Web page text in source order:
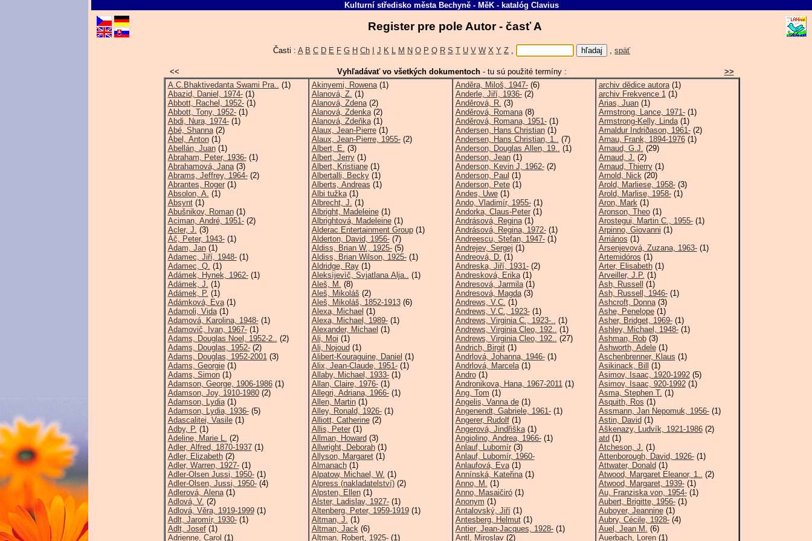
Kulturní středisko města Bechyně - MěK - katalóg Clavius
Register pre pole Autor - časť A
Časti : A B C D E F G H Ch J K L M N O P Q R S T U V W X Y Z , , späť
<< Vyhľadávať vo všetkých dokumentoch - tu sú použité termíny :
>>
A.C.Bhaktivedanta Swami Pra.. (1)
Abazid, Daniel, 1974-(1)
Abbott, Rachel, 1952-(1)
Abbott, Tony, 1952-(1)
Abdi, Nura, 1974-(1)
Abé, Shanna(2)
Ábel, Anton(1)
Abellán, Juan(1)
Abraham, Peter, 1936-(1)
Abrahamová, Jana(3)
Abrams, Jeffrey, 1964-(2)
Abrantes, Roger(1)
Absolon, A. (1)
Absynt(1)
Abušnikov, Roman(1)
Aciman, André, 1951-(2)
Acler, J. (3)
Áč, Peter, 1943-(1)
Adam, Jan(1)
Adamec, Jiří, 1948-(1)
Adamec, Q. (1)
Adámek, Hynek, 1962-(1)
Adámek, J. (1)
Adámek, P. (1)
Adámková, Eva(1)
Adamoli, Vida(1)
Adamová, Karolina, 1948-(1)
Adamovič, Ivan, 1967-(1)
Adams, Douglas Noel, 1952-2.. (2)
Adams, Douglas, 1952-(2)
Adams, Douglas, 1952-2001(3)
Adams, Georgie(1)
Adams, Simon(1)
Adamson, George, 1906-1986(1)
Adamson, Joy, 1910-1980(2)
Adamson, Lydia(1)
Adamson, Lydia, 1936-(5)
Adascalitei, Vasile(1)
Adby, P. (1)
Adeline, Marie L. (2)
Adler, Alfred, 1870-1937(1)
Adler, Elizabeth(2)
Adler, Warren, 1927-(1)
Adler-Olsen Jussi, 1950-(1)
Adler-Olsen, Jussi, 1950-(4)
Adlerová, Alena(1)
Adlová, V. (2)
Adlová, Věra, 1919-1999(1)
Adlt, Jaromír, 1930-(1)
Adlt, Josef(1)
Adrienne, Carol (1)
Akinyemi, Rowena(1)
Alanová, Z. (1)
Alanová, Zdena(2)
Alanová, Zdenka(2)
Alanová, Zdeňka(1)
Alaux, Jean-Pierre(1)
Alaux, Jean-Pierre, 1955-(2)
Albert, E. (3)
Albert, Jerry(1)
Albert, Kristiane(1)
Albertalli, Becky(1)
Alberts, Andreas (1)
Albi tužka(1)
Albrecht, J. (1)
Albright, Madeleine(1)
Albrightová, Madeleine(1)
Alderac Entertainment Group(1)
Alderton, David, 1956-(7)
Aldiss, Brian W., 1925-(5)
Aldiss, Brian Wilson, 1925-(1)
Aldridge, Ray(1)
Aleksìjevìč, Svjatlana Alja.. (1)
Aleš, M. (8)
Aleš, Mikoláš (2)
Aleš, Mikoláš, 1852-1913(6)
Alexa, Michael (1)
Alexa, Michael, 1989-(1)
Alexander, Michael (1)
Ali, Moi (1)
Ali, Nojoud (1)
Alibert-Kouraguine, Daniel (1)
Alix, Jean-Claude, 1951-(1)
Allaby, Michael, 1933-(1)
Allan, Claire, 1976-(1)
Allegri, Adriana, 1966-(1)
Allen, Martin(1)
Alley, Ronald, 1926-(1)
Alliott, Catherine(2)
Allis, Peter(1)
Allman, Howard (3)
Allwright, Deborah(1)
Allyson, Margaret(1)
Almanach(1)
Alpatow, Michael, W. (1)
Alpress (nakladatelství)(2)
Alpsten, Ellen(1)
Alster, Ladislav, 1927-(1)
Altenberg, Peter, 1959-1919(1)
Altman, J. (1)
Altman, Jack(6)
Altman, Robert, 1925-(1)
Anděra, Miloš, 1947-(6)
Anderle, Jiří, 1936-(2)
Anděrová, R. (3)
Anděrová, Romana(8)
Anděrová, Romana, 1951-(1)
Andersen, Hans Christian(1)
Andersen, Hans Christian, 1.. (7)
Anderson, Douglas Allen, 19.. (1)
Anderson, Jean(1)
Anderson, Kevin J, 1962-(2)
Anderson, Paul (1)
Anderson, Pete(1)
Andes, Uwe(1)
Ando, Vladimír, 1955-(1)
Andorka, Claus-Peter(1)
Andrásová, Regina(1)
Andrásová, Regina, 1972-(1)
Andreescu, Stefan, 1947-(1)
Andrejev, Sergej (1)
Andreová, D. (1)
Andreska, Jiří, 1931-(2)
Andresková, Erika(1)
Andresová, Jarmila(1)
Andresová, Magda(3)
Andrews, V.C. (1)
Andrews, V.C., 1923-(1)
Andrews, Virginia C., 1923-.. (1)
Andrews, Virginia Cleo, 192.. (1)
Andrews, Virginia Cleo, 192.. (27)
Andrich, Birgit(1)
Andrlová, Johanna, 1946-(1)
Andrlová, Marcela(1)
Andro(1)
Andronikova, Hana, 1967-2011(1)
Ang, Tom (1)
Angelis, Vanna de(1)
Angenendt, Gabriele, 1961-(1)
Angerer, Rudolf(1)
Angerová, Jindřiška(1)
Angiolino, Andrea, 1966-(1)
Anlauf, Lubomír(3)
Anlauf, Lubomír, 1960-
Anlaufová, Eva(1)
Annínská, Kateřina(1)
Anno, M. (1)
Anno, Masaičiró(1)
Anonym (1)
Antalovský, Jiří(1)
Antesberg, Helmut(1)
Antier, Jean-Jacques, 1928-(1)
Antl, Miroslav(2)
archiv dědice autora(1)
archiv Frekvence 1(1)
Arias, Juan(1)
Armstrong, Lance, 1971-(1)
Armstrong-Kelly, Linda(1)
Arnaldur Indriðason, 1961-(2)
Arnau, Frank, 1894-1976(1)
Arnaud, G.J. (29)
Arnaud, J. (2)
Arnaud, Thierry(1)
Arnold, Nick(20)
Arold, Marliese, 1958-(3)
Arold, Marlise, 1958-(1)
Aron, Mark(1)
Aronson, Theo(1)
Arostegui, Martin C., 1955-(1)
Arpinno, Giovanni (1)
Arriános (1)
Arsenjevová, Zuzana, 1963-(1)
Artemidóros (1)
Arter, Elisabeth(1)
Arveiller, J.P. (1)
Ash, Russell
(1)
Ash, Russell, 1946-(1)
Ashcroft, Donna(3)
Ashe, Penelope(1)
Asher, Bridget, 1969-(1)
Ashley, Michael, 1948-(1)
Ashman, Rob(3)
Ashworth, Adele(1)
Aschenbrenner, Klaus (1)
Asikinack, Bill
(1)
Asimov, Isaac, 1920-1992(5)
Asimov, Isaac, 920-1992(1)
Asma, Stephen T. (1)
Asquith, Ros (1)
Assmann, Jan Nepomuk, 1956-(1)
Astin, David (1)
Aškenazy, Ludvík, 1921-1986(2)
atd (1)
Atcheson, J. (1)
Attenborough, David, 1926-(1)
Attwater, Donald (1)
Atwood, Margaret Eleanor, 1.. (2)
Atwood, Margaret, 1939-(1)
Au, Franziska von, 1954-(1)
Aubert, Brigitte, 1956-(1)
Auboyer, Jeannine(1)
Aubry, Cécile, 1928-(4)
Auel, Jean M. (6)
Auerbach, Loren(1)